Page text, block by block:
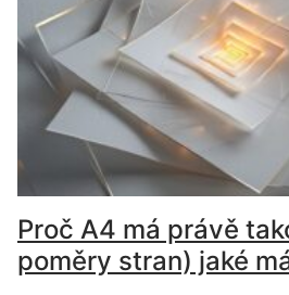
Proč A4 má právě
poměry stran) jaké